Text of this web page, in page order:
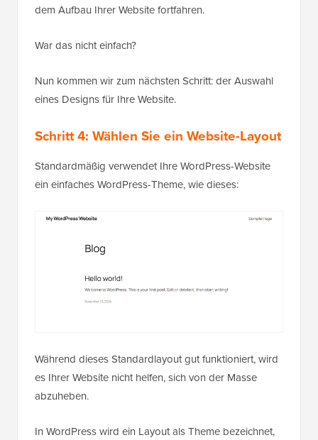
dem Aufbau Ihrer Website fortfahren.
War das nicht einfach?
Nun kommen wir zum nächsten Schritt: der Auswahl
eines Designs für Ihre Website.
Schritt 4: Wählen Sie ein Website-Layout
Standardmäßig verwendet Ihre WordPress-Website
ein einfaches WordPress-Theme, wie dieses:
Während dieses Standardlayout gut funktioniert, wird
es Ihrer Website nicht helfen, sich von der Masse
abzuheben.
In WordPress wird ein Layout als Theme bezeichnet,